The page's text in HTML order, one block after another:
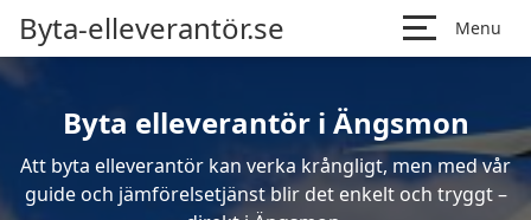
Byta-elleverantör.se Menu
Byta elleverantör i Ängsmon
Att byta elleverantör kan verka krångligt, men med vår
guide och jämförelsetjänst blir det enkelt och tryggt –